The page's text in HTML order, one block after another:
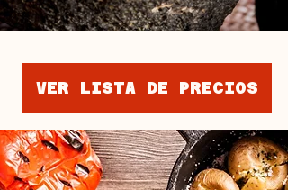
VER LISTA DE PRECIOS